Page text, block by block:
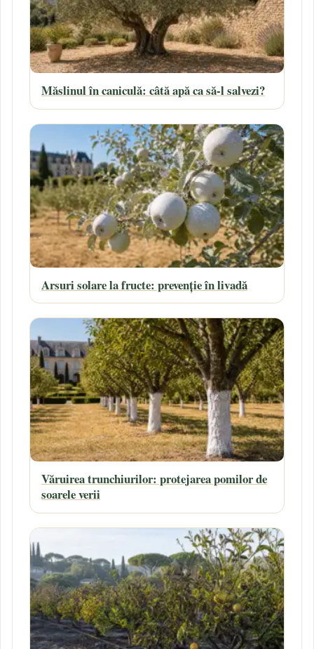
Măslinul în caniculă: câtă apă ca să-l salvezi?
Arsuri solare la fructe: prevenție în livadă
Văruirea trunchiurilor: protejarea pomilor de
soarele verii